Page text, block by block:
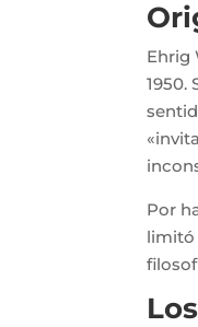
Ehrig
1950.
Por
limitó